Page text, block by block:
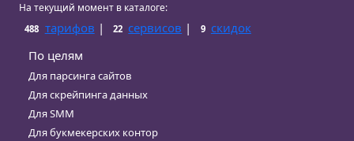
На текущий момент в каталоге:
488 тарифов | 22 сервисов | 9 скидок
По целям
Для парсинга сайтов
Для скрейпинга данных
Для SMM
Для букмекерских контор